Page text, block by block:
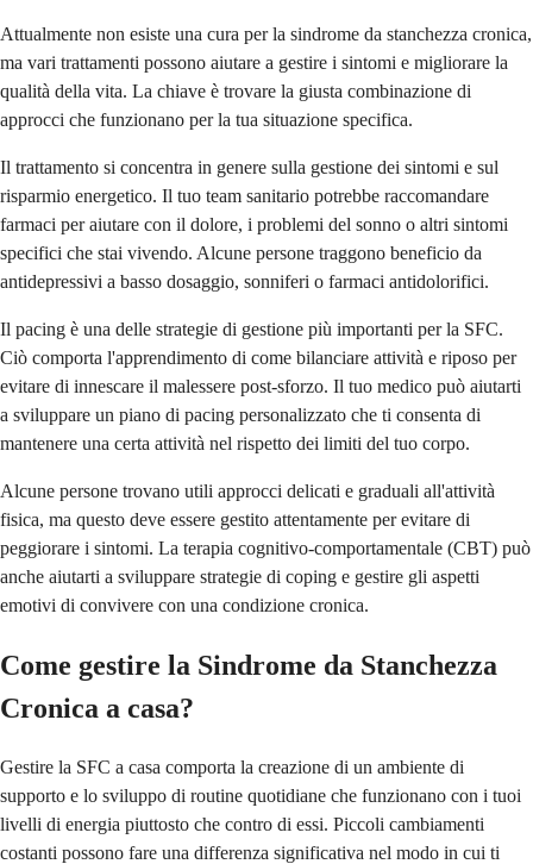
Attualmente non esiste una cura per la sindrome da stanchezza cronica,
ma vari trattamenti possono aiutare a gestire i sintomi e migliorare la
qualità della vita. La chiave è trovare la giusta combinazione di
approcci che funzionano per la tua situazione specifica.
Il trattamento si concentra in genere sulla gestione dei sintomi e sul
risparmio energetico. Il tuo team sanitario potrebbe raccomandare
farmaci per aiutare con il dolore, i problemi del sonno o altri sintomi
specifici che stai vivendo. Alcune persone traggono beneficio da
antidepressivi a basso dosaggio, sonniferi o farmaci antidolorifici.
Il pacing è una delle strategie di gestione più importanti per la SFC.
Ciò comporta l'apprendimento di come bilanciare attività e riposo per
evitare di innescare il malessere post-sforzo. Il tuo medico può aiutarti
a sviluppare un piano di pacing personalizzato che ti consenta di
mantenere una certa attività nel rispetto dei limiti del tuo corpo.
Alcune persone trovano utili approcci delicati e graduali all'attività
fisica, ma questo deve essere gestito attentamente per evitare di
peggiorare i sintomi. La terapia cognitivo-comportamentale (CBT) può
anche aiutarti a sviluppare strategie di coping e gestire gli aspetti
emotivi di convivere con una condizione cronica.
Come gestire la Sindrome da Stanchezza
Cronica a casa?
Gestire la SFC a casa comporta la creazione di un ambiente di
supporto e lo sviluppo di routine quotidiane che funzionano con i tuoi
livelli di energia piuttosto che contro di essi. Piccoli cambiamenti
costanti possono fare una differenza significativa nel modo in cui ti